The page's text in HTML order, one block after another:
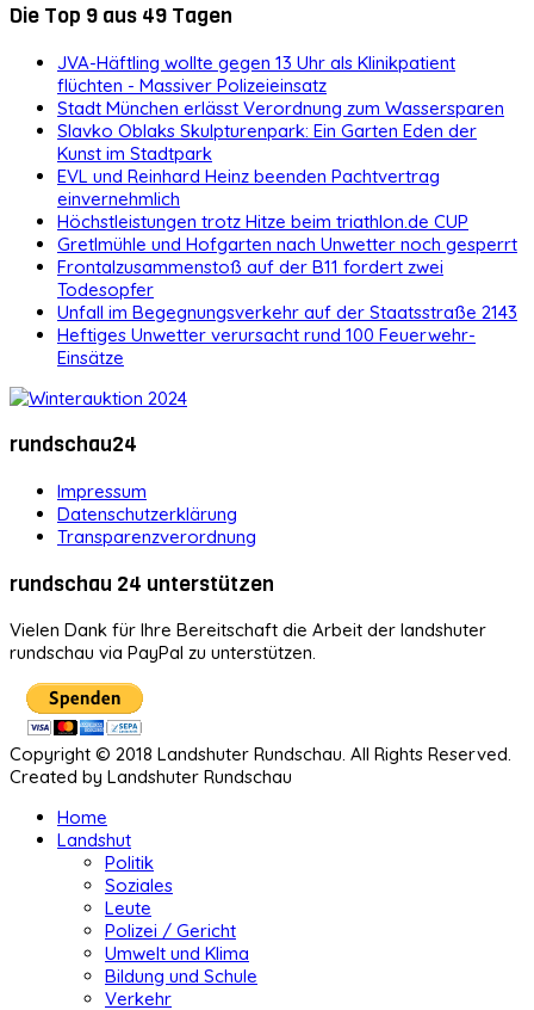
Die Top 9 aus 49 Tagen
JVA-Häftling wollte gegen 13 Uhr als Klinikpatient
flüchten - Massiver Polizeieinsatz
Stadt München erlässt Verordnung zum Wassersparen
Slavko Oblaks Skulpturenpark: Ein Garten Eden der
Kunst im Stadtpark
EVL und Reinhard Heinz beenden Pachtvertrag
einvernehmlich
Höchstleistungen trotz Hitze beim triathlon.de CUP
Gretlmühle und Hofgarten nach Unwetter noch gesperrt
Frontalzusammenstoß auf der B11 fordert zwei
Todesopfer
Unfall im Begegnungsverkehr auf der Staatsstraße 2143
Heftiges Unwetter verursacht rund 100 Feuerwehr-
Einsätze
rundschau24
Impressum
Datenschutzerklärung
Transparenzverordnung
rundschau 24 unterstützen
Vielen Dank für Ihre Bereitschaft die Arbeit der landshuter
rundschau via PayPal zu unterstützen.
Copyright © 2018 Landshuter Rundschau. All Rights Reserved.
Created by Landshuter Rundschau
Home
Landshut
Politik
Soziales
Leute
Polizei / Gericht
Umwelt und Klima
Bildung und Schule
Verkehr